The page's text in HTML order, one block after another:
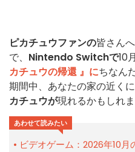
ピカチュウファンの皆さん
で、 Nintendo Switchで10
カチュウの帰還 』にちなん
期間中、あなたの家の近く
カチュウが現れるかもしれま
あわせて読みたい
ビデオゲーム：2026年10